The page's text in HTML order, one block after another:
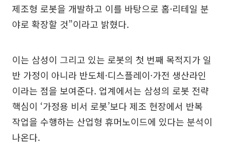
제조형 로봇을 개발하고 이를 바탕으로 홈·리테일 분
야로 확장할 것”이라고 밝혔다.
이는 삼성이 그리고 있는 로봇의 첫 번째 목적지가 일
반 가정이 아니라 반도체·디스플레이·가전 생산라인
이라는 점을 보여준다. 업계에서는 삼성의 로봇 전략
핵심이 ‘가정용 비서 로봇’보다 제조 현장에서 반복
작업을 수행하는 산업형 휴머노이드에 있다는 분석이
나온다.